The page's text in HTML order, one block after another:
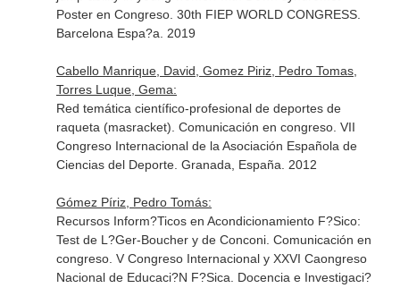
Poster en Congreso. 30th FIEP WORLD CONGRESS.
Barcelona Espa?a. 2019
Cabello Manrique, David, Gomez Piriz, Pedro Tomas,
Torres Luque, Gema:
Red temática científico-profesional de deportes de
raqueta (masracket). Comunicación en congreso. VII
Congreso Internacional de la Asociación Española de
Ciencias del Deporte. Granada, España. 2012
Gómez Píriz, Pedro Tomás:
Recursos Inform?Ticos en Acondicionamiento F?Sico:
Test de L?Ger-Boucher y de Conconi. Comunicación en
congreso. V Congreso Internacional y XXVI Caongreso
Nacional de Educaci?N F?Sica. Docencia e Investigaci?